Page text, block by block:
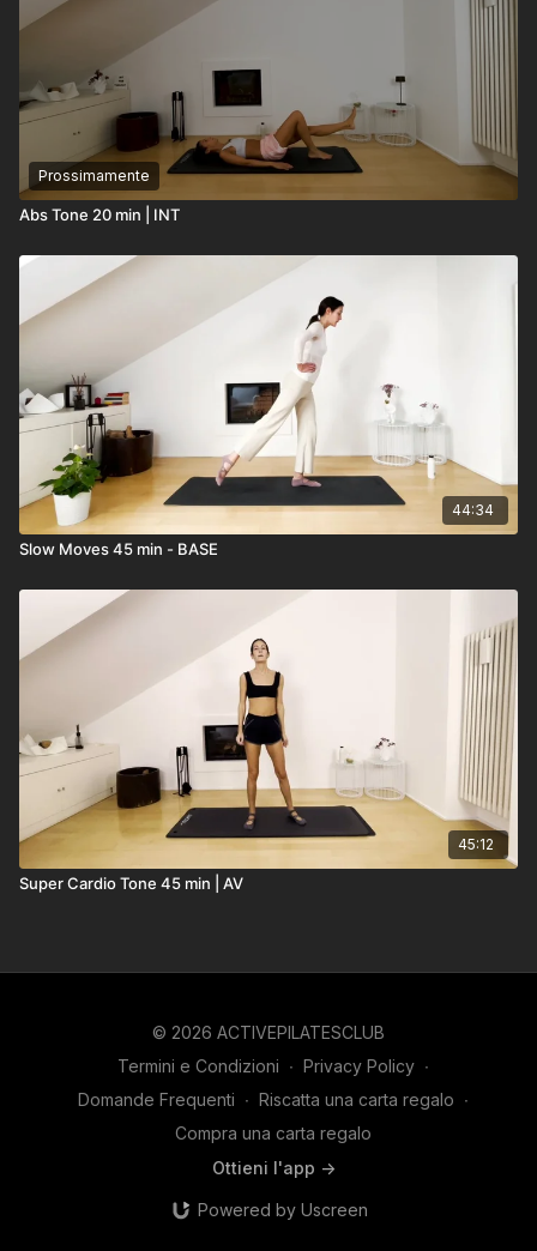
Prossimamente
Abs Tone 20 min | INT
44:34
Slow Moves 45 min - BASE
45:12
Super Cardio Tone 45 min | AV
© 2026 ACTIVEPILATESCLUB
Termini e Condizioni ∙ Privacy Policy ∙
Domande Frequenti ∙ Riscatta una carta regalo ∙
Compra una carta regalo
Ottieni l'app ->
Powered by Uscreen